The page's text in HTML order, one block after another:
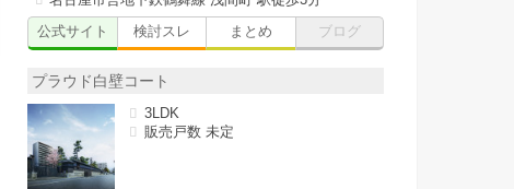
公式サイト
検討スレ まとめ ブログ
プラウド白壁コート
3LDK
販売戸数 未定